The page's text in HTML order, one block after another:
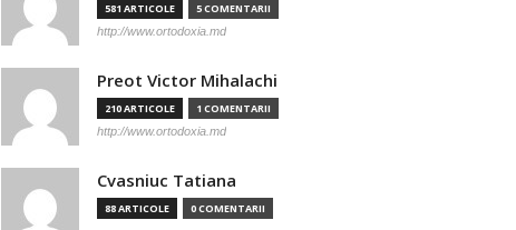
581 ARTICOLE 5 COMENTARII
http://www.ortodoxia.md
Preot Victor Mihalachi
210 ARTICOLE 1 COMENTARII
http://www.ortodoxia.md
Cvasniuc Tatiana
88 ARTICOLE 0 COMENTARII